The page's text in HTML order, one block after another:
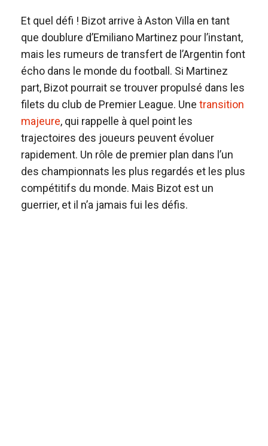
Et quel défi ! Bizot arrive à Aston Villa en tant
que doublure d’Emiliano Martinez pour l’instant,
mais les rumeurs de transfert de l’Argentin font
écho dans le monde du football. Si Martinez
part, Bizot pourrait se trouver propulsé dans les
filets du club de Premier League. Une transition
majeure, qui rappelle à quel point les
trajectoires des joueurs peuvent évoluer
rapidement. Un rôle de premier plan dans l’un
des championnats les plus regardés et les plus
compétitifs du monde. Mais Bizot est un
guerrier, et il n’a jamais fui les défis.